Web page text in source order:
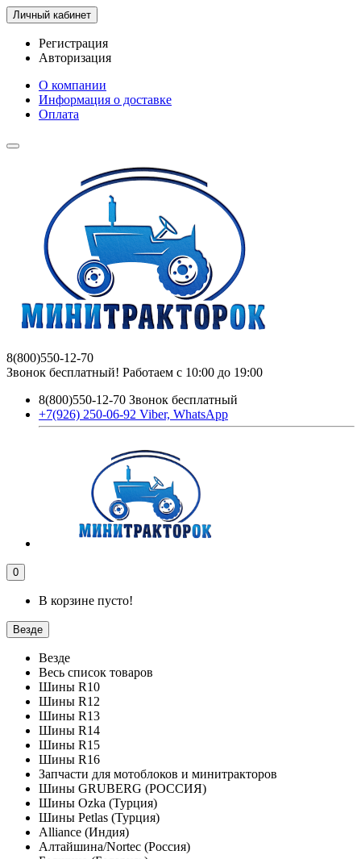
Личный кабинет
Регистрация
Авторизация
О компании
Информация о доставке
Оплата
8(800)550-12-70
Звонок бесплатный! Работаем с 10:00 до 19:00
8(800)550-12-70 Звонок бесплатный
+7(926) 250-06-92 Viber, WhatsApp
0
В корзине пусто!
Везде
Везде
Весь список товаров
Шины R10
Шины R12
Шины R13
Шины R14
Шины R15
Шины R16
Запчасти для мотоблоков и минитракторов
Шины GRUBERG (РОССИЯ)
Шины Ozka (Турция)
Шины Petlas (Турция)
Alliance (Индия)
Алтайшина/Nortec (Россия)